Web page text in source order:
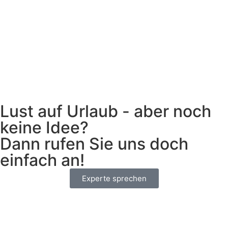
Lust auf Urlaub - aber noch
keine Idee?
Dann rufen Sie uns doch
einfach an!
Experte sprechen